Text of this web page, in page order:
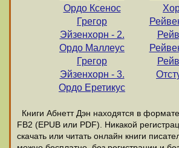
Ордо Ксенос
Грегор
Эйзенхорн - 2.
Ордо Маллеус
Грегор
Эйзенхорн - 3.
Ордо Еретикус
Книги Абнетт Дэн находятся в
FB2 (EPUB или PDF). Никакой
скачать или читать онлайн книги